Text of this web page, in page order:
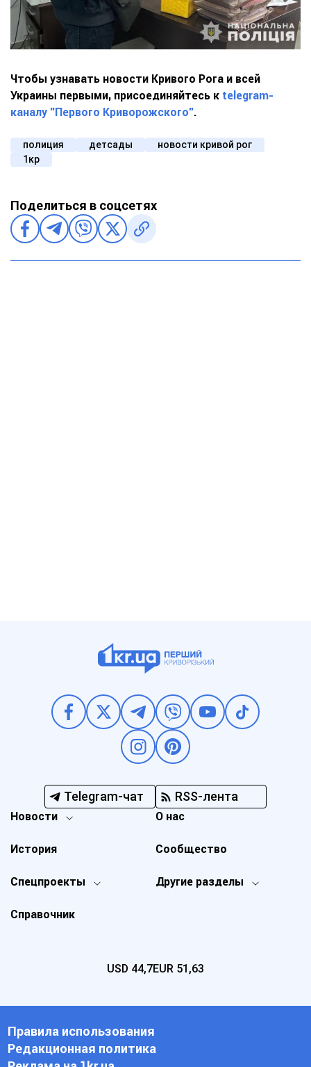
Чтобы узнавать новости Кривого Рога и всей
Украины первыми, присоединяйтесь к telegram-
каналу "Первого Криворожского".
полиция детсады
новости кривой рог
1кр
Поделиться в соцсетях
Telegram-чат RSS-лента
Новости
Спецпроекты Другие разделы
История
О нас
Справочник
Сообщество
USD 44,7EUR 51,63
Правила использования
Редакционная политика